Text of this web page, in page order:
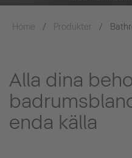
Home Produkter
Alla dina
enda källa